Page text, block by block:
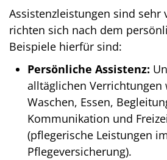
Assistenzleistungen sind sehr
richten sich nach dem
Beispiele hierfür sind:
Persönliche Assistenz:
alltäglichen Verrichtungen
Waschen, Essen,
Kommunikation und
(pflegerische Leistungen
Pflegeversicherung).